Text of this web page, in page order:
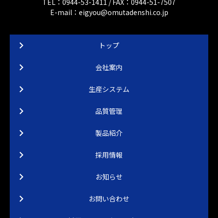
E-mail：eigyou@omutadenshi.co.jp
トップ
会社案内
生産システム
品質管理
製品紹介
採用情報
お知らせ
お問い合わせ